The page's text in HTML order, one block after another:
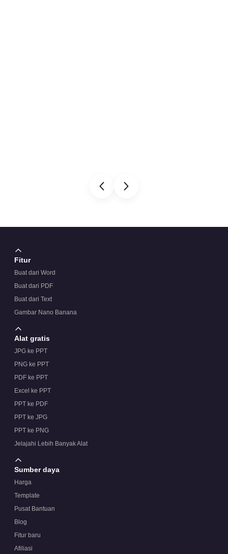
Fitur
Buat dari Word
Buat dari PDF
Buat dari Text
Gambar Nano Banana
Alat gratis
JPG ke PPT
PNG ke PPT
PDF ke PPT
Excel ke PPT
PPT ke PDF
PPT ke JPG
PPT ke PNG
Jelajahi Lebih Banyak Alat
Sumber daya
Harga
Template
Pusat Bantuan
Blog
Fitur baru
Afiliasi